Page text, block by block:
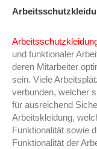
und funktionaler
deren Mitarbeiter
sein. Viele
verbunden, welcher
für ausreichend
Arbeitskleidung,
Funktionalität sowie
Funktionalität der